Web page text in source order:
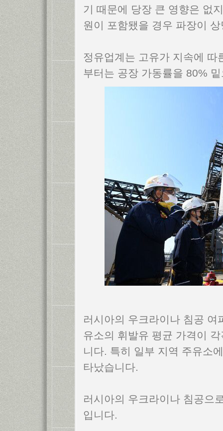
기 때문에 당장 큰 영향은 없
원이 포함됐을 경우 파장이
정유업계는 고유가 지속에
부터는 공장 가동률을 80%
러시아의 우크라이나 침공
유소의 휘발유 평균 가격이
니다. 특히 일부 지역 주유소
타났습니다.
러시아의 우크라이나 침공으
입니다.